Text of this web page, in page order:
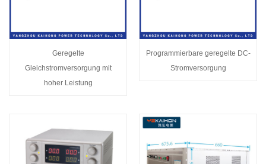
Geregelte
Gleichstromversorgung mit
hoher Leistung
Programmierbare geregelte DC-
Stromversorgung